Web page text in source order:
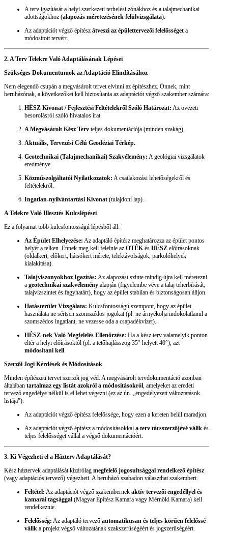
A terv igazítását a helyi szerkezeti terhelési zónákhoz és a talajmechanikai
adottságokhoz (alapozás méretezésének felülvizsgálata).
Az adaptációt végző építész átveszi az épülettervezői felelősséget a
módosított tervért.
2. A Terv Telekre Való Adaptálásának Lépései
Szükséges Dokumentumok az Adaptáció Elindításához
Nem elegendő csupán a megvásárolt tervet elvinni az építészhez. Önnek, mint
beruházónak, a következőket kell biztosítania az adaptációt végző szakember számára:
HÉSZ Kivonat / Fejlesztési Feltételekről Szóló Határozat: Az övezeti
besorolásról szóló hivatalos irat.
A Megvásárolt Kész Terv teljes dokumentációja (minden szakág).
Aktuális, Tervezési Célú Geodéziai Térkép.
Geotechnikai (Talajmechanikai) Szakvélemény: A geológiai vizsgálatok
eredménye.
Közműszolgáltatói Nyilatkozatok: A csatlakozási lehetőségekről és
feltételekről.
Ingatlan-nyilvántartási Kivonat (tulajdoni lap).
A Telekre Való Illesztés Kulcslépései
Ez a folyamat több kulcsfontosságú lépésből áll:
Az Épület Elhelyezése: Az adaptáló építész meghatározza az épület pontos
helyét a telken. Ennek meg kell felelnie az OTÉKés HÉSZ előírásoknak
(oldalkert, előkert, hátsókert mérete, telektávolságok, parkolóhelyek
kialakítása).
Talajviszonyokhoz Igazítás: Az alapozást szinte mindig újra kell méretezni
a geotechnikai szakvélemény alapján (figyelembe véve a talaj teherbírását,
talajvízszintet és fagyhatárt), hogy az épület stabilan és biztonságosan álljon.
Hatásterület Vizsgálata: Kulcsfontosságú szempont, hogy az épület
használata ne sértsen szomszédos jogokat (pl. ne árnyékolja indokolatlanul a
szomszédos ingatlant, ne vezesse oda a csapadékvizet).
HÉSZ-nek Való Megfelelés Ellenőrzése: Ha a kész terv valamelyik ponton
eltér a helyi előírásoktól (pl. a tetőhajlásszög 35° helyett 40°), azt
módosítani kell.
Szerzői Jogi Kérdések és Módosítások
Minden építészeti tervet szerzői jog véd. A megvásárolt tervdokumentáció azonban
általában tartalmaz egy listát azokról a módosításokról, amelyeket az eredeti
tervező engedélye nélkül is el lehet végezni (ez az ún. „engedélyezett változtatások
listája”).
Az adaptációt végző építész felelőssége, hogy ezen a kereten belül maradjon.
Az adaptációt végző építész a módosításokkal a terv társszerzőjévé válik és
teljes felelősséget vállal a végső dokumentációért.
3. Ki Végezheti el a Házterv Adaptálását?
Kész háztervek adaptálását kizárólag megfelelő jogosultsággal rendelkező építész
(vagy adaptációs tervező) végezheti. A beruházó szabadon választhat szakembert.
Feltétel: Az adaptációt végző szakembernek aktív tervezői engedéllyel és
kamarai tagsággal (Magyar Építész Kamara vagy Mérnöki Kamara) kell
rendelkeznie.
Felelősség: Az adaptáló tervező automatikusan és teljes körűen felelőssé
válik a projekt végső változatának szakszerűségéért és jogszerűségéért.